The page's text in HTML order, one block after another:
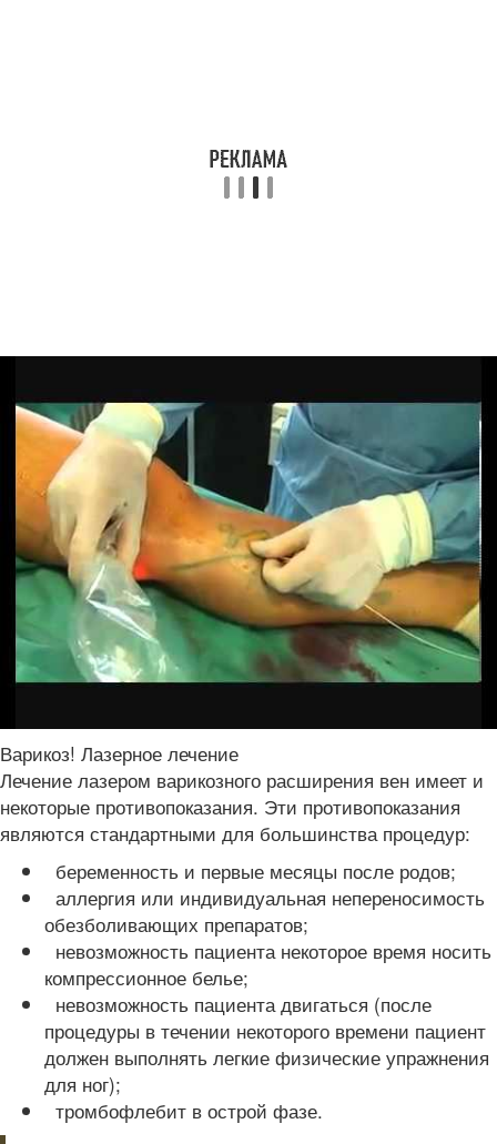
Варикоз! Лазерное лечение
Лечение лазером варикозного расширения вен имеет и
некоторые противопоказания. Эти противопоказания
являются стандартными для большинства процедур:
беременность и первые месяцы после родов;
аллергия или индивидуальная непереносимость
обезболивающих препаратов;
невозможность пациента некоторое время носить
компрессионное белье;
невозможность пациента двигаться (после
процедуры в течении некоторого времени пациент
должен выполнять легкие физические упражнения
для ног);
тромбофлебит в острой фазе.